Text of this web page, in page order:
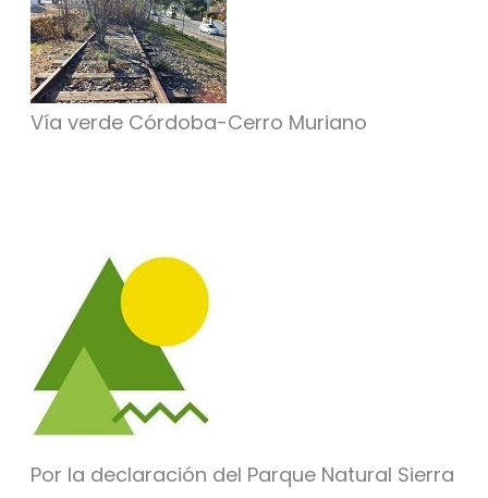
Vía verde Córdoba-Cerro Muriano
Por la declaración del Parque Natural Sierra